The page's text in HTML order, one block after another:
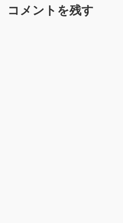
コメントを残す